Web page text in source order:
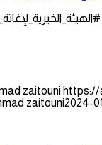
zaitouni
zaitouni2024-